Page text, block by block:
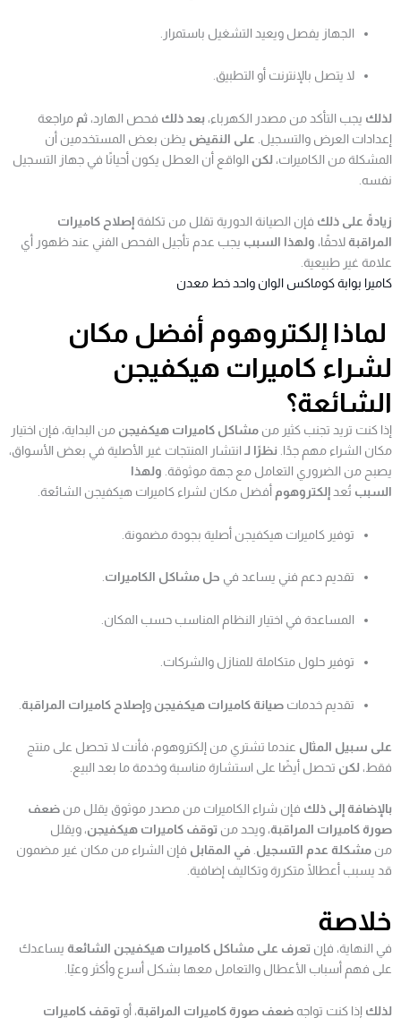
الجهاز يفصل ويعيد التشغيل باستمرار.
لا يتصل بالإنترنت أو التطبيق.
لذلك يجب التأكد من مصدر الكهرباء، بعد ذلك فحص الهارد، ثم مراجعة
إعدادات العرض والتسجيل. على النقيض يظن بعض المستخدمين أن
المشكلة من الكاميرات، لكن الواقع أن العطل يكون أحيانًا في جهاز التسجيل
نفسه.
زيادةً على ذلك فإن الصيانة الدورية تقلل من تكلفةإصلاح كاميرات
المراقبةلاحقًا، ولهذا السبب يجب عدم تأجيل الفحص الفني عند ظهور أي
علامة غير طبيعية.
كاميرا بوابة كوماكس الوان واحد خط معدن
لماذا إلكتروهوم أفضل مكان
لشراء كاميرات هيكفيجن
الشائعة؟
إذا كنت تريد تجنب كثير من مشاكل كاميرات هيكفيجن من البداية، فإن اختيار
مكان الشراء مهم جدًا. نظرًا لـ انتشار المنتجات غير الأصلية في بعض الأسواق،
يصبح من الضروري التعامل مع جهة موثوقة. ولهذا
السبب تُعد إلكتروهوم أفضل مكان لشراء كاميرات هيكفيجن الشائعة.
توفير كاميرات هيكفيجن أصلية بجودة مضمونة.
تقديم دعم فني يساعد في حل مشاكل الكاميرات
المساعدة في اختيار النظام المناسب حسب المكان.
توفير حلول متكاملة للمنازل والشركات.
تقديم خدمات صيانة كاميرات هيكفيجن وإصلاح كاميرات المراقبة
على سبيل المثال عندما تشتري من إلكتروهوم، فأنت لا تحصل على منتج
فقط، لكن تحصل أيضًا على استشارة مناسبة وخدمة ما بعد البيع.
بالإضافة إلى ذلك فإن شراء الكاميرات من مصدر موثوق يقلل من ضعف
صورة كاميرات المراقبة، ويحد من توقف كاميرات هيكفيجن، ويقلل
من مشكلة عدم التسجيل في المقابل فإن الشراء من مكان غير مضمون
قد يسبب أعطالًا متكررة وتكاليف إضافية.
خلاصة
في النهاية، فإن تعرف على مشاكل كاميرات هيكفيجن الشائعة يساعدك
على فهم أسباب الأعطال والتعامل معها بشكل أسرع وأكثر وعيًا.
لذلك إذا كنت تواجهضعف صورة كاميرات المراقبة، أوتوقف كاميرات